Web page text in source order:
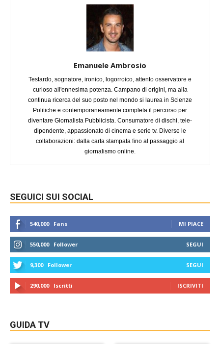
Emanuele Ambrosio
Testardo, sognatore, ironico, logorroico, attento osservatore e
curioso all'ennesima potenza. Campano di origini, ma alla
continua ricerca del suo posto nel mondo si laurea in Scienze
Politiche e contemporaneamente completa il percorso per
diventare Giornalista Pubblicista. Consumatore di dischi, tele-
dipendente, appassionato di cinema e serie tv. Diverse le
collaborazioni: dalla carta stampata fino al passaggio al
giornalismo online.
SEGUICI SUI SOCIAL
540,000 Fans MI PIACE
550,000 Follower SEGUI
9,300 Follower SEGUI
290,000 Iscritti ISCRIVITI
GUIDA TV